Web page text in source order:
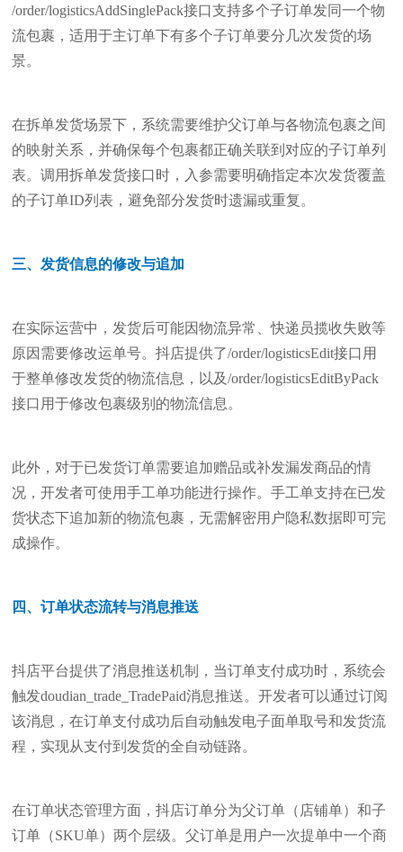
/order/logisticsAddSinglePack接口支持多个子订单发同一个物
流包裹，适用于主订单下有多个子订单要分几次发货的场
景。
在拆单发货场景下，系统需要维护父订单与各物流包裹之间
的映射关系，并确保每个包裹都正确关联到对应的子订单列
表。调用拆单发货接口时，入参需要明确指定本次发货覆盖
的子订单ID列表，避免部分发货时遗漏或重复。
三、发货信息的修改与追加
在实际运营中，发货后可能因物流异常、快递员揽收失败等
原因需要修改运单号。抖店提供了/order/logisticsEdit接口用
于整单修改发货的物流信息，以及/order/logisticsEditByPack
接口用于修改包裹级别的物流信息。
此外，对于已发货订单需要追加赠品或补发漏发商品的情
况，开发者可使用手工单功能进行操作。手工单支持在已发
货状态下追加新的物流包裹，无需解密用户隐私数据即可完
成操作。
四、订单状态流转与消息推送
抖店平台提供了消息推送机制，当订单支付成功时，系统会
触发doudian_trade_TradePaid消息推送。开发者可以通过订阅
该消息，在订单支付成功后自动触发电子面单取号和发货流
程，实现从支付到发货的全自动链路。
在订单状态管理方面，抖店订单分为父订单（店铺单）和子
订单（SKU单）两个层级。父订单是用户一次提单中一个商